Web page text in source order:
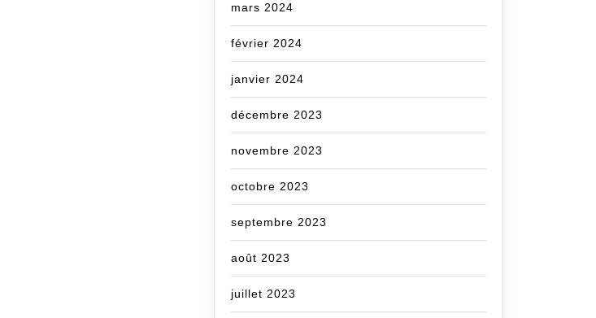
mars 2024
février 2024
janvier 2024
décembre 2023
novembre 2023
octobre 2023
septembre 2023
août 2023
juillet 2023